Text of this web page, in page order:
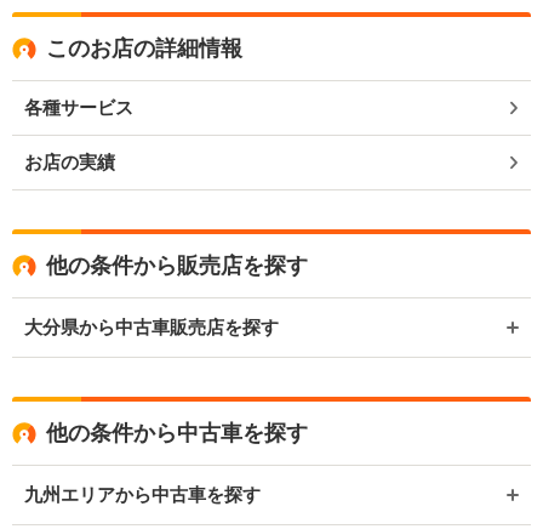
このお店の詳細情報
各種サービス
お店の実績
他の条件から販売店を探す
大分県から中古車販売店を探す
他の条件から中古車を探す
九州エリアから中古車を探す